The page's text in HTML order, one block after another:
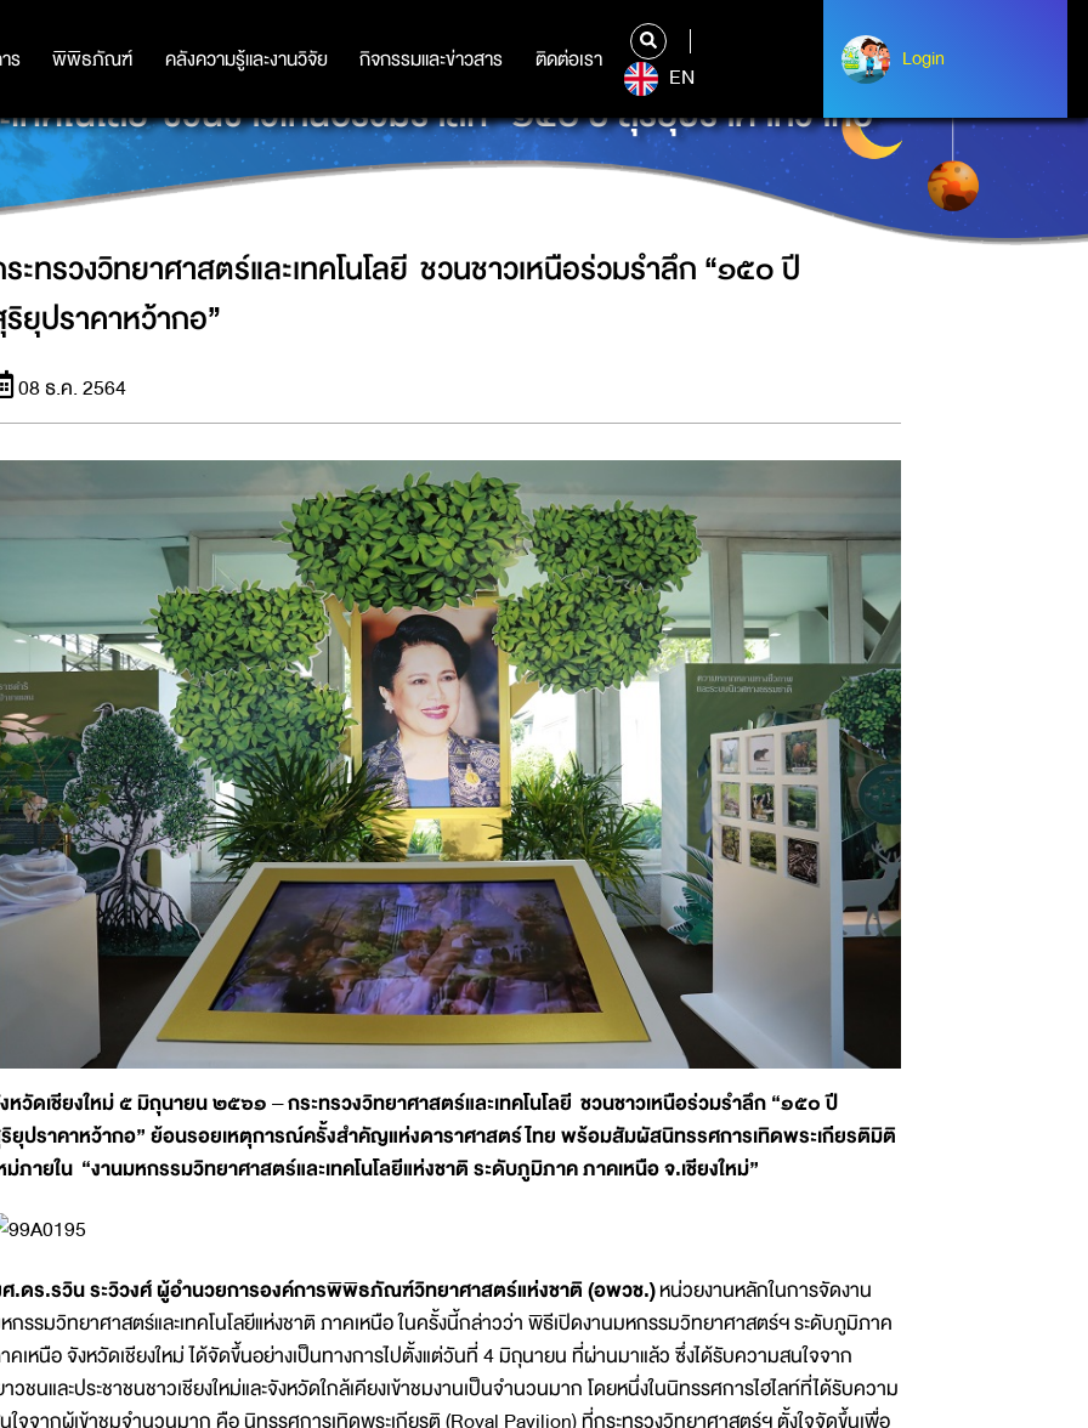
ร พิพิธภัณฑ์ คลังความรู้และงานวิจัย กิจกรรมและข่าวสาร ติดต่อเรา
ร พิพิธภัณฑ์ คลังความรู้และงานวิจัย กิจกรรมและข่าวสาร ติดต่อเรา
EN
Login
Login
ทคโนโลยี ชวนชาวเหนือร่วมรำลึก “๑๕๐ ปี สุริยุปราคาหว้ากอ”
ะทรวงวิทยาศาสตร์และเทคโนโลยี ชวนชาวเหนือร่วมรำลึก “๑๕๐ ปี
ยุปราคาหว้ากอ”
08 ธ.ค. 2564
หวัดเชียงใหม่ ๕ มิถุนายน ๒๕๖๑ – กระทรวงวิทยาศาสตร์และเทคโนโลยี ชวนชาวเหนือร่วมรำลึก “๑๕๐ ปี
ยุปราคาหว้ากอ” ย้อนรอยเหตุการณ์ครั้งสำคัญแห่งดาราศาสตร์ไทย พร้อมสัมผัสนิทรรศการเทิดพระเกียรติมิติ
ม่ภายใน “งานมหกรรมวิทยาศาสตร์และเทคโนโลยีแห่งชาติ ระดับภูมิภาค ภาคเหนือ จ.เชียงใหม่”
.ดร.รวิน ระวิวงศ์ ผู้อำนวยการองค์การพิพิธภัณฑ์วิทยาศาสตร์แห่งชาติ (อพวช.)หน่วยงานหลักในการจัดงาน
กรรมวิทยาศาสตร์และเทคโนโลยีแห่งชาติ ภาคเหนือ ในครั้งนี้กล่าวว่า พิธีเปิดงานมหกรรมวิทยาศาสตร์ฯ ระดับภูมิภาค
คเหนือ จังหวัดเชียงใหม่ ได้จัดขึ้นอย่างเป็นทางการไปตั้งแต่วันที่ 4 มิถุนายน ที่ผ่านมาแล้ว ซึ่งได้รับความสนใจจาก
าวชนและประชาชนชาวเชียงใหม่และจังหวัดใกล้เคียงเข้าชมงานเป็นจำนวนมาก โดยหนึ่งในนิทรรศการไฮไลท์ที่ได้รับความ
ใจจากผู้เข้าชมจำนวนมาก คือ นิทรรศการเทิดพระเกียรติ (Royal Pavilion) ที่กระทรวงวิทยาศาสตร์ฯ ตั้งใจจัดขึ้นเพื่อ